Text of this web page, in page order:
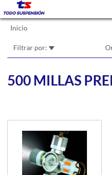
Inicio
Filtrar por:
500 MILLAS